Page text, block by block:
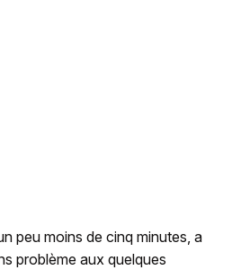
peu moins de cinq minutes, a
problème aux quelques